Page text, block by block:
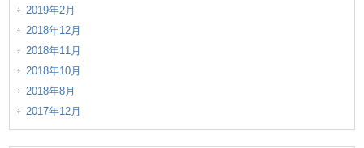
2019年2月
2018年12月
2018年11月
2018年10月
2018年8月
2017年12月